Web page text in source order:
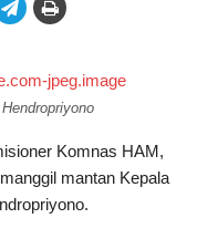
Komnas HAM,
mantan Kepala